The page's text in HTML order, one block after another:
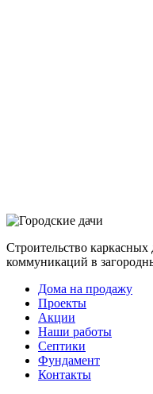
Строительство
коммуникаций в
Дома на продажу
Проекты
Акции
Наши работы
Септики
Фундамент
Контакты